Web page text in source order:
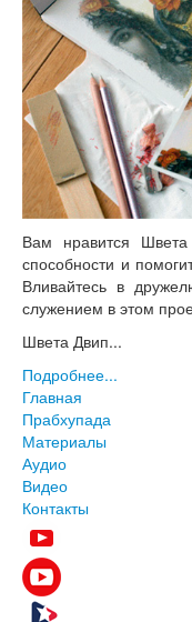
Вам нравится
способности и
Вливайтесь в
служением в этом
Швета Двип...
Подробнее...
Главная
Прабхупада
Материалы
Аудио
Видео
Контакты